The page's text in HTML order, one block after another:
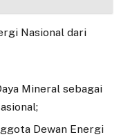
Nasional dari
Mineral sebagai
Dewan Energi